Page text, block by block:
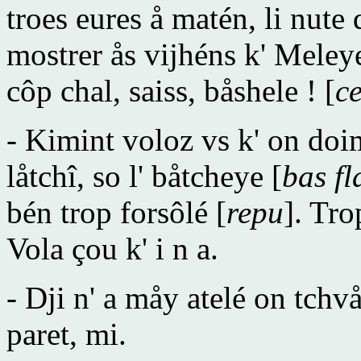
troes eures å matén, li nute
mostrer ås vijhéns k'
côp chal, saiss, båshele ! [
- Kimint voloz vs k' on
låtchî, so l' båtcheye [bas
bén trop forsôlé [repu].
Vola çou k' i n a.
- Dji n' a måy atelé on
paret, mi.